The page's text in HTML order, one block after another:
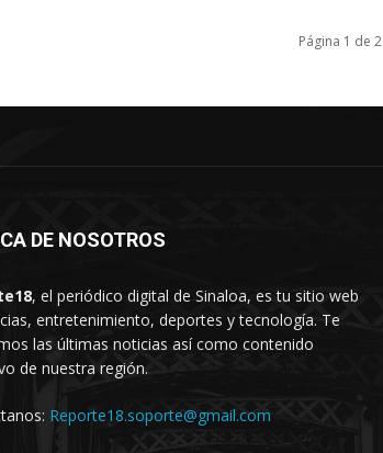
Página 1 de 2
DE NOSOTROS
, el periódico digital de Sinaloa, es tu sitio web
entretenimiento, deportes y tecnología. Te
las últimas noticias así como contenido
de nuestra región.
Reporte18.soporte@gmail.com